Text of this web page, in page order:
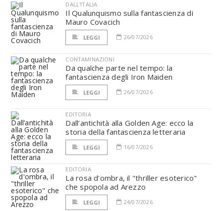
DALL'ITALIA
Il Qualunquismo sulla fantascienza di
Mauro Covacich
LEGGI 26/07/2026
CONTAMINAZIONI
Da qualche parte nel tempo: la
fantascienza degli Iron Maiden
LEGGI 26/07/2026
EDITORIA
Dall’antichità alla Golden Age: ecco la
storia della fantascienza letteraria
LEGGI 16/07/2026
EDITORIA
La rosa d'ombra, il "thriller esoterico"
che spopola ad Arezzo
LEGGI 24/07/2026